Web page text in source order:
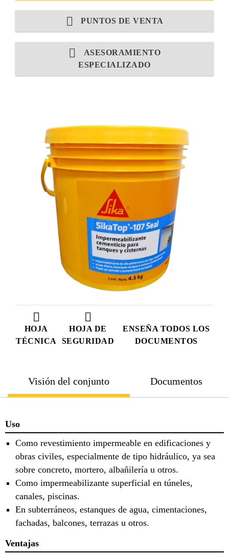
HOJA
TÉCNICA
HOJA DE
SEGURIDAD
ENSEÑA TODOS LOS
DOCUMENTOS
PUNTOS DE VENTA
ASESORAMIENTO
ESPECIALIZADO
Visión del conjunto Documentos
Uso
Como revestimiento impermeable en edificaciones y
obras civiles, especialmente de tipo hidráulico, ya sea
sobre concreto, mortero, albañilería u otros.
Como impermeabilizante superficial en túneles,
canales, piscinas.
En subterráneos, estanques de agua, cimentaciones,
fachadas, balcones, terrazas u otros.
Ventajas